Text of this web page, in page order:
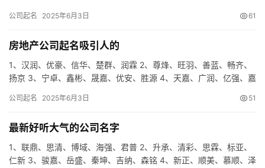
公司起名 2025年6月3日 61
房地产公司起名吸引人的
1、汉润、优豪、信华、楚群、润霖 2、尊烽、旺羽、善蓝、畅齐、
扬京 3、宁卓、鑫彬、晟嘉、优安、胜源 4、天嘉、广润、亿强、嘉
公司起名 2025年6月3日 51
最新好听大气的公司名字
1、联鼎、思清、博域、海强、君普 2、升承、清彩、思霖、标亚、
仁新 3、骏嘉、岳盛、秦坤、吉纳、森铭 4、新正、顺美、慕顺、泽